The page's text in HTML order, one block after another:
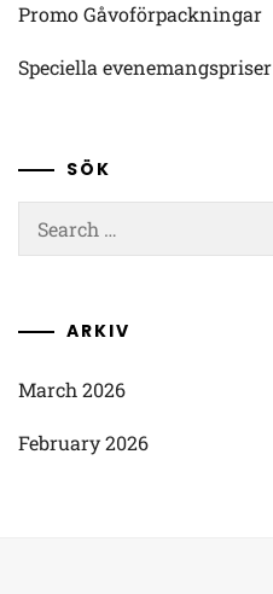
Promo Gåvoförpackningar
Speciella evenemangspriser
SÖK
for:
ARKIV
March 2026
February 2026